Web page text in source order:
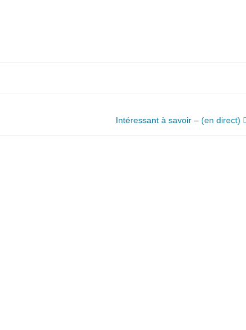
Intéressant à savoir – (en direct)